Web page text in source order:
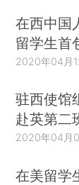
在西中国
留学生首
2020年04月
驻西使馆
赴英第二
2020年04月
在美留学